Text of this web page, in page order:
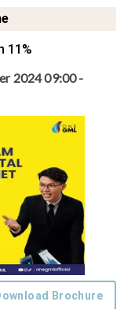
11%
2024 09:00 -
Brochure